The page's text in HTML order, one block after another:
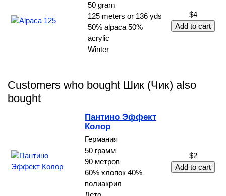
50 gram
125 meters or 136 yds
50% alpaca 50%
acrylic
Winter
$4
Customers who bought Шик (Чик) also
bought
Пантино Эффект
Колор
Германия
50 грамм
90 метров
60% хлопок 40%
полиакрил
$2